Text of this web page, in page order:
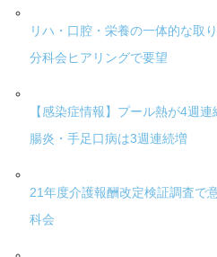
リハ・口腔・栄養の一体的な取
分科会ヒアリングで要望
【感染症情報】プール熱が4週
腸炎・手足口病は3週連続増
21年度介護報酬改定検証調査で
科会